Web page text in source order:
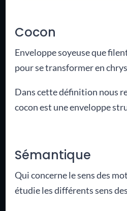
Cocon
Enveloppe soyeuse que
pour se transformer en
Dans cette définition nous
cocon est une enveloppe
Sémantique
Qui concerne le sens des
étudie les différents sens